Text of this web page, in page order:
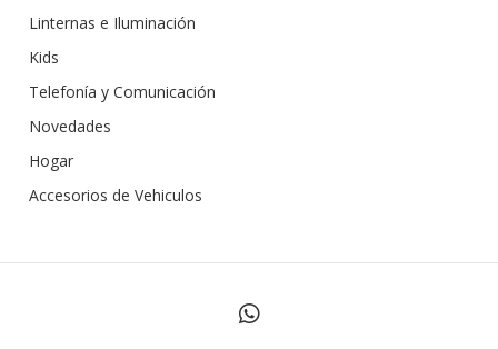
Linternas e Iluminación
Kids
Telefonía y Comunicación
Novedades
Hogar
Accesorios de Vehiculos